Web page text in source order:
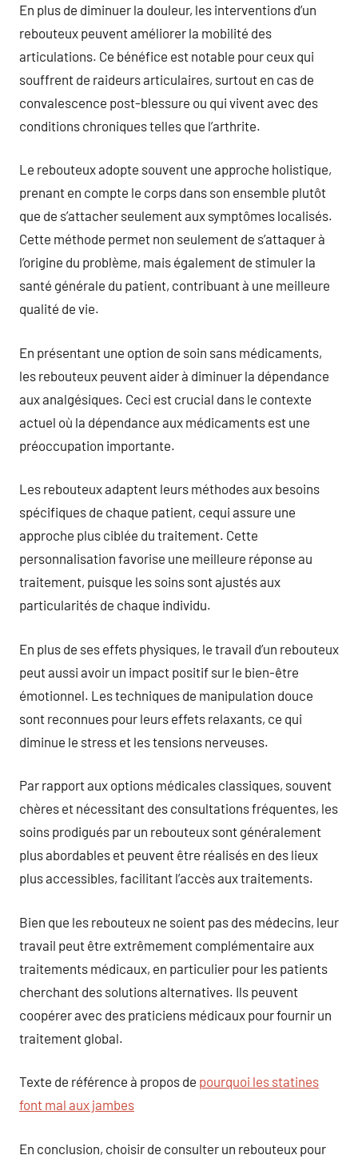
En plus de diminuer la douleur, les interventions d’un
rebouteux peuvent améliorer la mobilité des
articulations. Ce bénéfice est notable pour ceux qui
souffrent de raideurs articulaires, surtout en cas de
convalescence post-blessure ou qui vivent avec des
conditions chroniques telles que l’arthrite.
Le rebouteux adopte souvent une approche holistique,
prenant en compte le corps dans son ensemble plutôt
que de s’attacher seulement aux symptômes localisés.
Cette méthode permet non seulement de s’attaquer à
l’origine du problème, mais également de stimuler la
santé générale du patient, contribuant à une meilleure
qualité de vie.
En présentant une option de soin sans médicaments,
les rebouteux peuvent aider à diminuer la dépendance
aux analgésiques. Ceci est crucial dans le contexte
actuel où la dépendance aux médicaments est une
préoccupation importante.
Les rebouteux adaptent leurs méthodes aux besoins
spécifiques de chaque patient, cequi assure une
approche plus ciblée du traitement. Cette
personnalisation favorise une meilleure réponse au
traitement, puisque les soins sont ajustés aux
particularités de chaque individu.
En plus de ses effets physiques, le travail d’un rebouteux
peut aussi avoir un impact positif sur le bien-être
émotionnel. Les techniques de manipulation douce
sont reconnues pour leurs effets relaxants, ce qui
diminue le stress et les tensions nerveuses.
Par rapport aux options médicales classiques, souvent
chères et nécessitant des consultations fréquentes, les
soins prodigués par un rebouteux sont généralement
plus abordables et peuvent être réalisés en des lieux
plus accessibles, facilitant l’accès aux traitements.
Bien que les rebouteux ne soient pas des médecins, leur
travail peut être extrêmement complémentaire aux
traitements médicaux, en particulier pour les patients
cherchant des solutions alternatives. Ils peuvent
coopérer avec des praticiens médicaux pour fournir un
traitement global.
Texte de référence à propos de pourquoi les statines
font mal aux jambes
En conclusion, choisir de consulter un rebouteux pour